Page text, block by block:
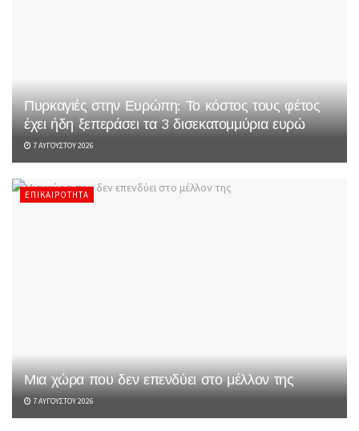
Πυρκαγιές στην Ευρώπη: Το κόστος τους φέτος
έχει ήδη ξεπεράσει τα 3 δισεκατομμύρια ευρώ
7 ΑΥΓΟΎΣΤΟΥ 2026
ΕΠΙΚΑΙΡΌΤΗΤΑ
Μια χώρα που δεν επενδύει στο μέλλον της
7 ΑΥΓΟΎΣΤΟΥ 2026